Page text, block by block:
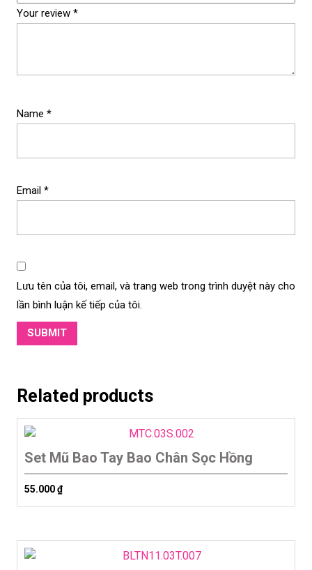
Your review *
Name *
Email *
Lưu tên của tôi, email, và trang web trong trình duyệt này cho
lần bình luận kế tiếp của tôi.
Related products
Set Mũ Bao Tay Bao Chân Sọc Hồng
55.000₫